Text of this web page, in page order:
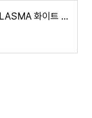
[발스 플라즈마] VALS PLASMA 화이트 / 저온플라즈마 공기청정살균기 : 발스이노베이션